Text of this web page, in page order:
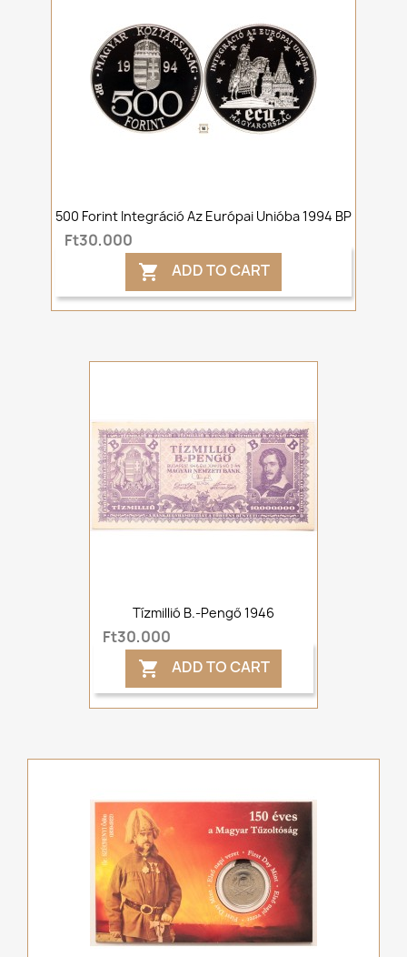
500 Forint Integráció Az Európai Unióba 1994 BP
Ft30,000
 ADD TO CART
Tízmillió B.-Pengő 1946
Ft30,000
 ADD TO CART